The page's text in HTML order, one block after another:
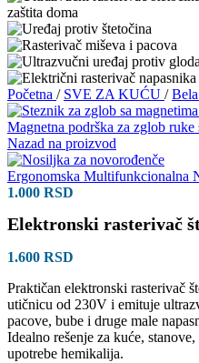
Početna / SVE ZA KUĆU /
Magnetna podrška za zglob
Nazad na proizvod
Ergonomska Multifunkcionalna
1.000 RSD
Elektronski rasterivač
1.600 RSD
Praktičan elektronski rasterivač
utičnicu od 230V i emituje
pacove, bube i druge male
Idealno rešenje za kuće,
upotrebe hemikalija.